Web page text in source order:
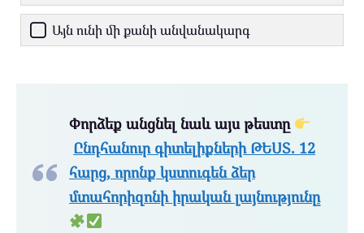
Այն ունի մի քանի անվանակարգ
Փորձեք անցնել նաև այս թեստը
Ընդհանուր գիտելիքների ԹԵՍՏ. 12
հարց, որոնք կստուգեն ձեր
մտահորիզոնի իրական լայնությունը